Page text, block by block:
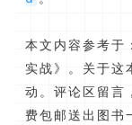
本文内容参考于
实战》。关于这
动。评论区留言
费包邮送出图书